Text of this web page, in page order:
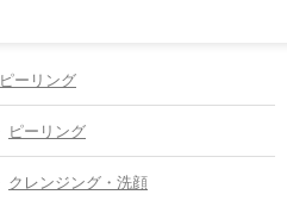
ピーリング
ピーリング
クレンジング・洗顔